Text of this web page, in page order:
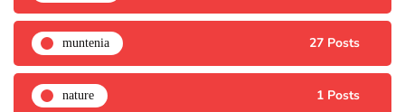
muntenia 27 Posts
nature 1 Posts